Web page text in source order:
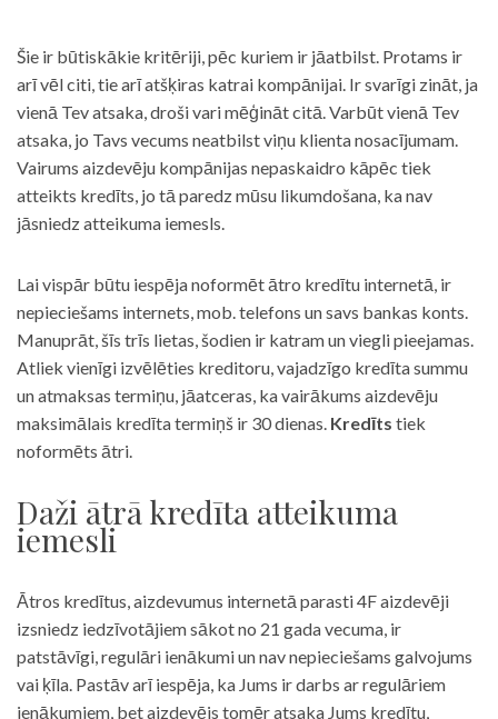
Šie ir būtiskākie kritēriji, pēc kuriem ir jāatbilst. Protams ir
arī vēl citi, tie arī atšķiras katrai kompānijai. Ir svarīgi zināt, ja
vienā Tev atsaka, droši vari mēģināt citā. Varbūt vienā Tev
atsaka, jo Tavs vecums neatbilst viņu klienta nosacījumam.
Vairums aizdevēju kompānijas nepaskaidro kāpēc tiek
atteikts kredīts, jo tā paredz mūsu likumdošana, ka nav
jāsniedz atteikuma iemesls.
Lai vispār būtu iespēja noformēt ātro kredītu internetā, ir
nepieciešams internets, mob. telefons un savs bankas konts.
Manuprāt, šīs trīs lietas, šodien ir katram un viegli pieejamas.
Atliek vienīgi izvēlēties kreditoru, vajadzīgo kredīta summu
un atmaksas termiņu, jāatceras, ka vairākums aizdevēju
maksimālais kredīta termiņš ir 30 dienas. Kredīts tiek
noformēts ātri.
Daži ātrā kredīta atteikuma
iemesli
Ātros kredītus, aizdevumus internetā parasti 4F aizdevēji
izsniedz iedzīvotājiem sākot no 21 gada vecuma, ir
patstāvīgi, regulāri ienākumi un nav nepieciešams galvojums
vai ķīla. Pastāv arī iespēja, ka Jums ir darbs ar regulāriem
ienākumiem, bet aizdevējs tomēr atsaka Jums kredītu,